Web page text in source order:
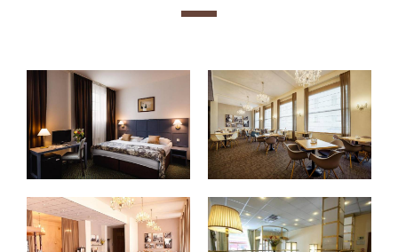
ΤΟΠΟΘΕΣΊΑ
ΠΑΡΟΧΈΣ
ΦΩΤΟΓΡΑΦΊΕΣ
ΖΉΤΗΣΗ
ΕΠΙΚΟΙΝΩΝΊΑ